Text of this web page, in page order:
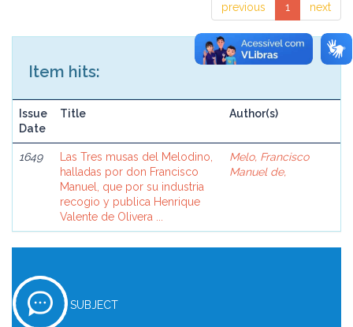
previous 1 next
Item hits:
Issue
Date
Title Author(s)
1649
Las Tres musas del Melodino,
halladas por don Francisco
Manuel, que por su industria
recogio y publica Henrique
Valente de Olivera ...
Melo, Francisco
Manuel de,
SUBJECT